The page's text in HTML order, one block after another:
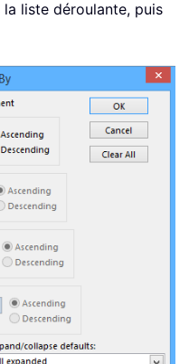
la liste déroulante, puis